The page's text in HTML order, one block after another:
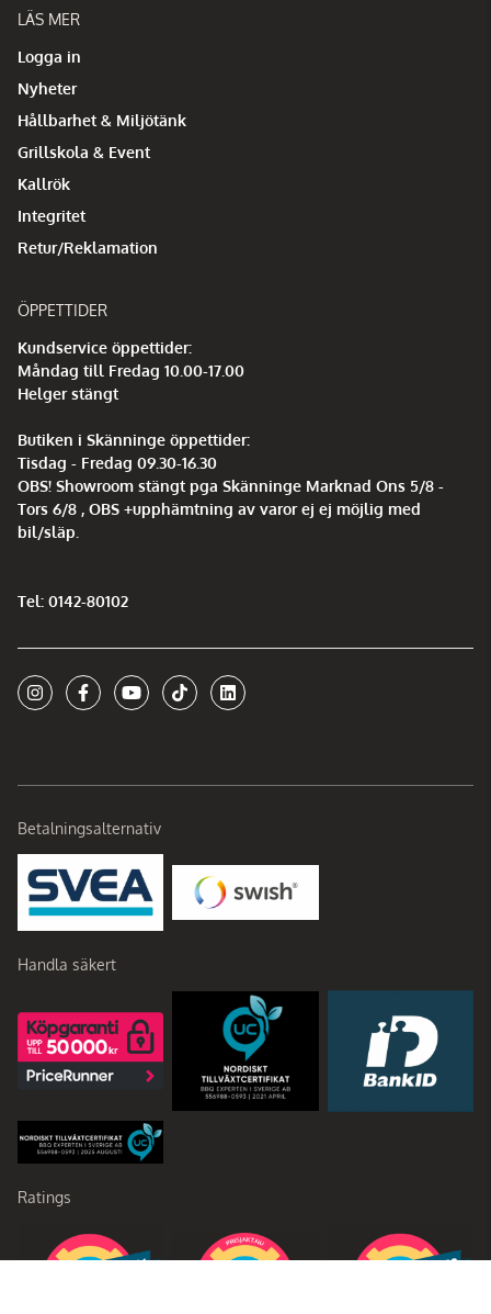
LÄS MER
Logga in
Nyheter
Hållbarhet & Miljötänk
Grillskola & Event
Kallrök
Integritet
Retur/Reklamation
ÖPPETTIDER
Kundservice öppettider:
Måndag till Fredag 10.00-17.00
Helger stängt
Butiken i Skänninge öppettider:
Tisdag - Fredag 09.30-16.30
OBS! Showroom stängt pga Skänninge Marknad Ons 5/8 -
Tors 6/8 , OBS +upphämtning av varor ej ej möjlig med
bil/släp.
Tel: 0142-80102
Betalningsalternativ
Handla säkert
Ratings